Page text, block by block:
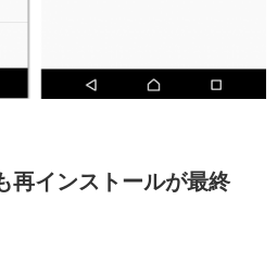
インストールが最終